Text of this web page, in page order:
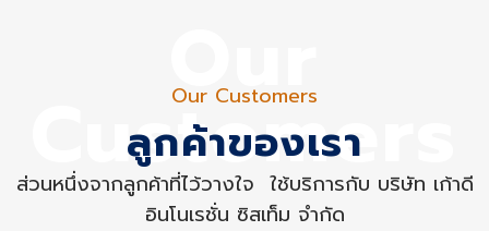
Our
Customers
Our Customers
ลูกค้าของเรา
ส่วนหนึ่งจากลูกค้าที่ไว้วางใจ ใช้บริการกับ บริษัท เก้าดี
อินโนเรชั่น ซิสเท็ม จำกัด